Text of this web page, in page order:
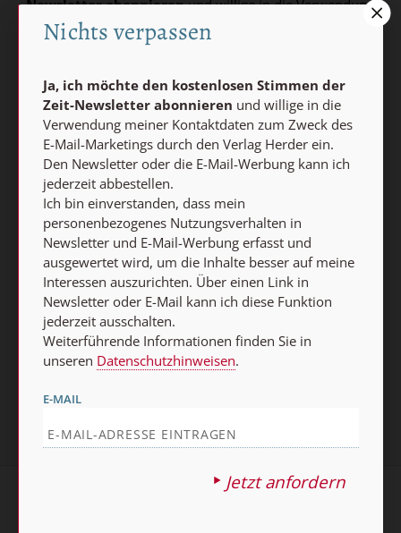
Newsletter abonnierenund willige in die Verwendung
meiner Kontaktdaten zum Zweck des E-Mail-Marketings
durch den Verlag Herder ein. Den Newsletter oder die E-
Ich bin einverstanden, dass mein personenbezogenes
Nutzungsverhalten in Newsletter und E-Mail-Werbung
erfasst und ausgewertet wird, um die Inhalte besser auf
meine Interessen auszurichten. Über einen Link in
Newsletter oder E-Mail kann ich diese Funktion jederzeit
ausschalten.
Weiterführende Informationen finden Sie in unseren
Datenschutzhinweisen.
E-MAIL
Nichts verpassen
Ja, ich möchte den kostenlosen Stimmen der
Zeit-Newsletter abonnieren und willige in die
Verwendung meiner Kontaktdaten zum Zweck des
E-Mail-Marketings durch den Verlag Herder ein.
Den Newsletter oder die E-Mail-Werbung kann ich
jederzeit abbestellen.
Ich bin einverstanden, dass mein
personenbezogenes Nutzungsverhalten in
Newsletter und E-Mail-Werbung erfasst und
ausgewertet wird, um die Inhalte besser auf meine
Interessen auszurichten. Über einen Link in
Newsletter oder E-Mail kann ich diese Funktion
jederzeit ausschalten.
Weiterführende Informationen finden Sie in
unseren Datenschutzhinweisen.
E-MAIL
Jetzt anfordern